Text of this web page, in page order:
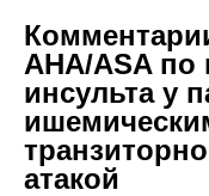
AHA/ASA по
инсульта у
атакой